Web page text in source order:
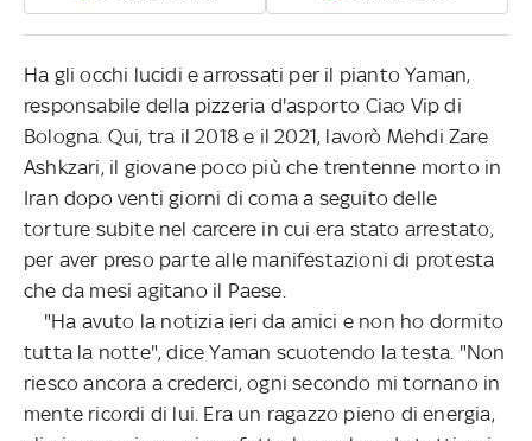
Ha gli occhi lucidi e arrossati per il pianto Yaman,
responsabile della pizzeria d'asporto Ciao Vip di
Bologna. Qui, tra il 2018 e il 2021, lavorò Mehdi Zare
Ashkzari, il giovane poco più che trentenne morto in
Iran dopo venti giorni di coma a seguito delle
torture subite nel carcere in cui era stato arrestato,
per aver preso parte alle manifestazioni di protesta
che da mesi agitano il Paese.
"Ha avuto la notizia ieri da amici e non ho dormito
tutta la notte", dice Yaman scuotendo la testa. "Non
riesco ancora a crederci, ogni secondo mi tornano in
mente ricordi di lui. Era un ragazzo pieno di energia,